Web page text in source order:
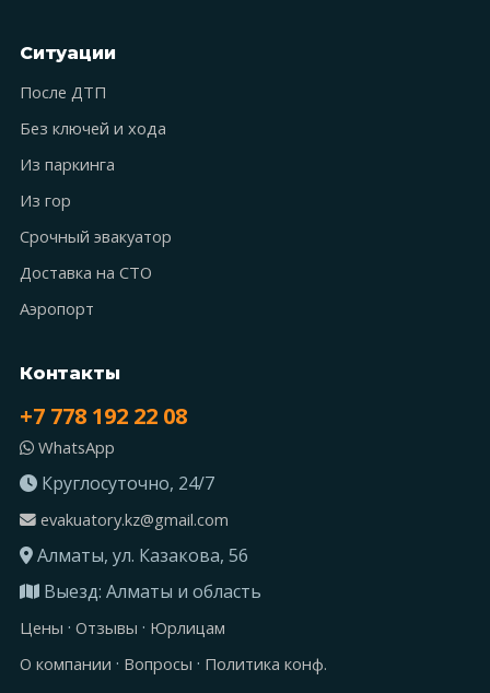
Ситуации
После ДТП
Без ключей и хода
Из паркинга
Из гор
Срочный эвакуатор
Доставка на СТО
Аэропорт
Контакты
+7 778 192 22 08
WhatsApp
Круглосуточно, 24/7
evakuatory.kz@gmail.com
Алматы, ул. Казакова, 56
Выезд: Алматы и область
Цены · Отзывы · Юрлицам
О компании · Вопросы · Политика конф.